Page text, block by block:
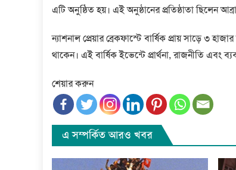
এটি অনুষ্ঠিত হয়। এই অনুষ্ঠানের প্রতিষ্ঠাতা ছিলেন
ন্যাশনাল প্রেয়ার ব্রেকফাস্টে বার্ষিক প্রায় সাড়ে ৩
থাকেন। এই বার্ষিক ইভেন্টে প্রার্থনা, রাজনীতি
শেয়ার করুন
এ সম্পর্কিত আরও খবর